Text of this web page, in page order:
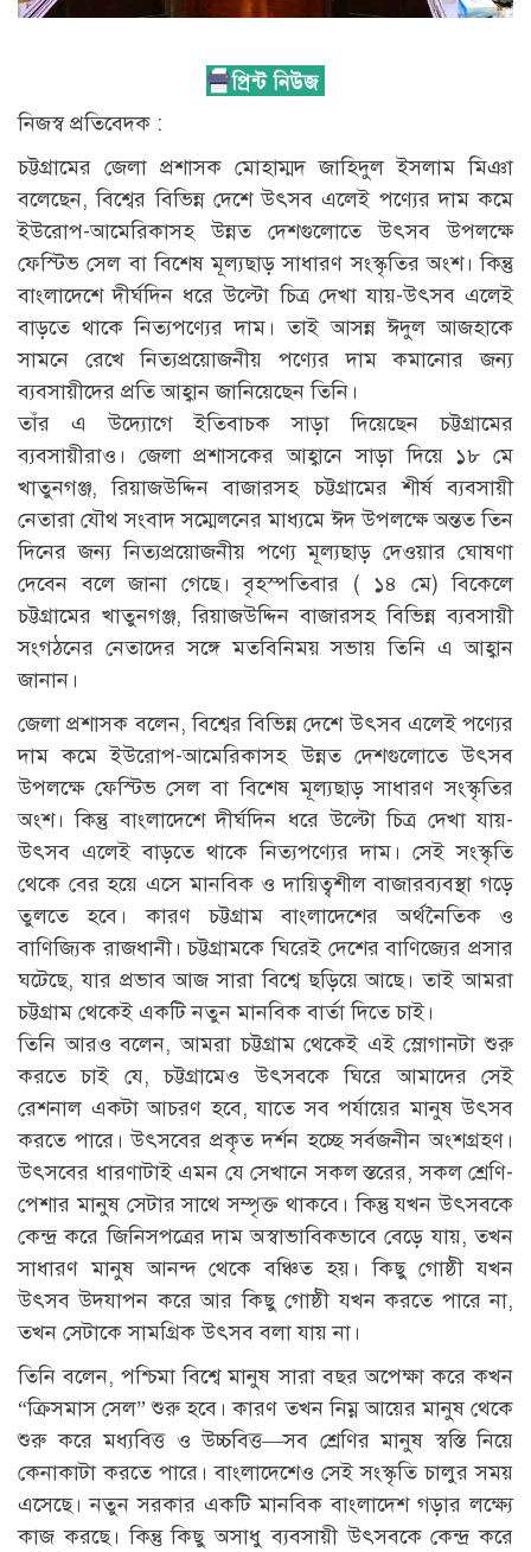
নিজস্ব প্রতিবেদক :
চট্টগ্রামের জেলা প্রশাসক মোহাম্মদ জাহিদুল ইসলাম মিঞা
বলেছেন, বিশ্বের বিভিন্ন দেশে উৎসব এলেই পণ্যের দাম কমে
ইউরোপ-আমেরিকাসহ উন্নত দেশগুলোতে উৎসব উপলক্ষে
ফেস্টিভ সেল বা বিশেষ মূল্যছাড় সাধারণ সংস্কৃতির অংশ। কিন্তু
বাংলাদেশে দীর্ঘদিন ধরে উল্টো চিত্র দেখা যায়-উৎসব এলেই
বাড়তে থাকে নিত্যপণ্যের দাম। তাই আসন্ন ঈদুল আজহাকে
সামনে রেখে নিত্যপ্রয়োজনীয় পণ্যের দাম কমানোর জন্য
ব্যবসায়ীদের প্রতি আহ্বান জানিয়েছেন তিনি।
তাঁর এ উদ্যোগে ইতিবাচক সাড়া দিয়েছেন চট্টগ্রামের
ব্যবসায়ীরাও। জেলা প্রশাসকের আহ্বানে সাড়া দিয়ে ১৮ মে
খাতুনগঞ্জ, রিয়াজউদ্দিন বাজারসহ চট্টগ্রামের শীর্ষ ব্যবসায়ী
নেতারা যৌথ সংবাদ সম্মেলনের মাধ্যমে ঈদ উপলক্ষে অন্তত তিন
দিনের জন্য নিত্যপ্রয়োজনীয় পণ্যে মূল্যছাড় দেওয়ার ঘোষণা
দেবেন বলে জানা গেছে। বৃহস্পতিবার ( ১৪ মে) বিকেলে
চট্টগ্রামের খাতুনগঞ্জ, রিয়াজউদ্দিন বাজারসহ বিভিন্ন ব্যবসায়ী
সংগঠনের নেতাদের সঙ্গে মতবিনিময় সভায় তিনি এ আহ্বান
জানান।
জেলা প্রশাসক বলেন, বিশ্বের বিভিন্ন দেশে উৎসব এলেই পণ্যের
দাম কমে ইউরোপ-আমেরিকাসহ উন্নত দেশগুলোতে উৎসব
উপলক্ষে ফেস্টিভ সেল বা বিশেষ মূল্যছাড় সাধারণ সংস্কৃতির
অংশ। কিন্তু বাংলাদেশে দীর্ঘদিন ধরে উল্টো চিত্র দেখা যায়-
উৎসব এলেই বাড়তে থাকে নিত্যপণ্যের দাম। সেই সংস্কৃতি
থেকে বের হয়ে এসে মানবিক ও দায়িত্বশীল বাজারব্যবস্থা গড়ে
তুলতে হবে। কারণ চট্টগ্রাম বাংলাদেশের অর্থনৈতিক ও
বাণিজ্যিক রাজধানী। চট্টগ্রামকে ঘিরেই দেশের বাণিজ্যের প্রসার
ঘটেছে, যার প্রভাব আজ সারা বিশ্বে ছড়িয়ে আছে। তাই আমরা
চট্টগ্রাম থেকেই একটি নতুন মানবিক বার্তা দিতে চাই।
তিনি আরও বলেন, আমরা চট্টগ্রাম থেকেই এই স্লোগানটা শুরু
করতে চাই যে, চট্টগ্রামেও উৎসবকে ঘিরে আমাদের সেই
রেশনাল একটা আচরণ হবে, যাতে সব পর্যায়ের মানুষ উৎসব
করতে পারে। উৎসবের প্রকৃত দর্শন হচ্ছে সর্বজনীন অংশগ্রহণ।
উৎসবের ধারণাটাই এমন যে সেখানে সকল স্তরের, সকল শ্রেণি-
পেশার মানুষ সেটার সাথে সম্পৃক্ত থাকবে। কিন্তু যখন উৎসবকে
কেন্দ্র করে জিনিসপত্রের দাম অস্বাভাবিকভাবে বেড়ে যায়, তখন
সাধারণ মানুষ আনন্দ থেকে বঞ্চিত হয়। কিছু গোষ্ঠী যখন
উৎসব উদযাপন করে আর কিছু গোষ্ঠী যখন করতে পারে না,
তখন সেটাকে সামগ্রিক উৎসব বলা যায় না।
তিনি বলেন, পশ্চিমা বিশ্বে মানুষ সারা বছর অপেক্ষা করে কখন
“ক্রিসমাস সেল” শুরু হবে। কারণ তখন নিম্ন আয়ের মানুষ থেকে
শুরু করে মধ্যবিত্ত ও উচ্চবিত্ত—সব শ্রেণির মানুষ স্বস্তি নিয়ে
কেনাকাটা করতে পারে। বাংলাদেশেও সেই সংস্কৃতি চালুর সময়
এসেছে। নতুন সরকার একটি মানবিক বাংলাদেশ গড়ার লক্ষ্যে
কাজ করছে। কিন্তু কিছু অসাধু ব্যবসায়ী উৎসবকে কেন্দ্র করে